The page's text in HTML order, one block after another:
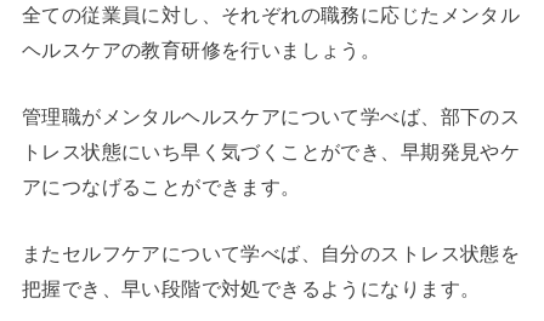
全ての従業員に対し、それぞれの職務に応じたメンタル
ヘルスケアの教育研修を行いましょう。
管理職がメンタルヘルスケアについて学べば、部下のス
トレス状態にいち早く気づくことができ、早期発見やケ
アにつなげることができます。
またセルフケアについて学べば、自分のストレス状態を
把握でき、早い段階で対処できるようになります。